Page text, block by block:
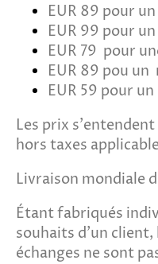
EUR 89 pour
EUR 99 pour
EUR 79 pour
EUR 89 pou un
EUR 59 pour
Les prix
hors taxes
Livraison mondiale
Étant fabriqués
souhaits d'un client,
échanges ne sont